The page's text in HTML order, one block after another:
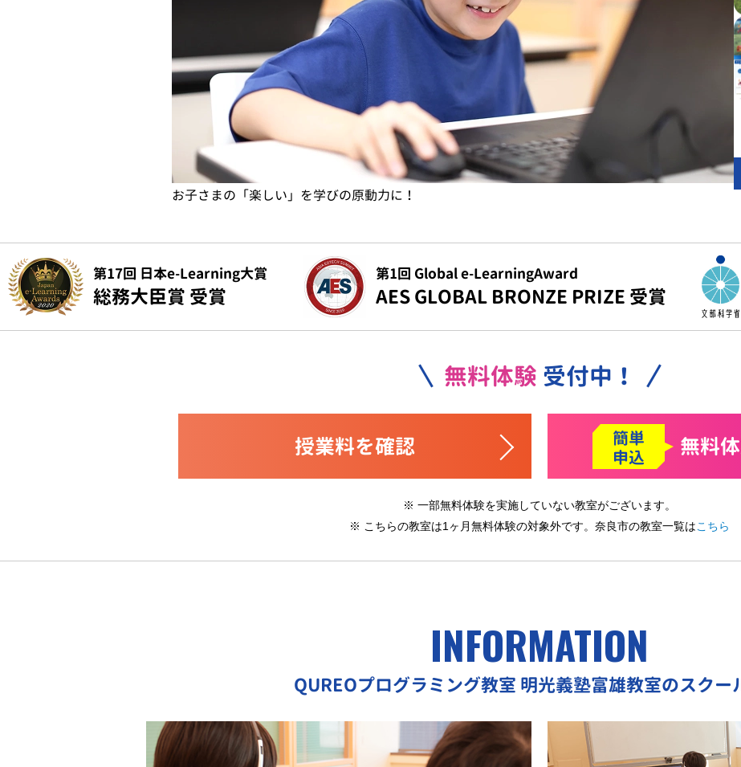
お子さまの「楽しい」を学びの原動力に！
第17回 日本e-Learning大賞
総務大臣賞 受賞
第1回 Global e-LearningAward
AES GLOBAL BRONZE PRIZE 受賞
無料体験 受付中！
授業料を確認
簡単
申込
無料
※ 一部無料体験を実施していない教室がございます。
※ こちらの教室は1ヶ月無料体験の対象外です。 奈良市の教室一覧はこちら
INFORMATION
QUREOプログラミング教室 明光義塾富雄教室のスクー